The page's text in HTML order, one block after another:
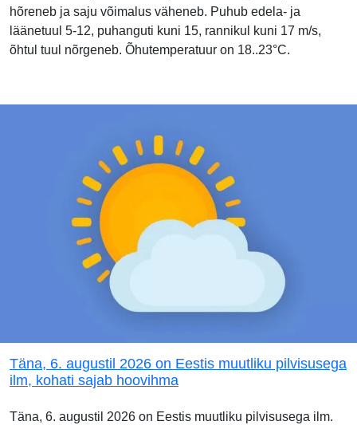
hõreneb ja saju võimalus väheneb. Puhub edela- ja
läänetuul 5-12, puhanguti kuni 15, rannikul kuni 17 m/s,
õhtul tuul nõrgeneb. Õhutemperatuur on 18..23°C.
Täna, 6. augustil 2026 on Eestis muutliku pilvisusega
ilm, kohati sajab hoovihma
Täna, 6. augustil 2026 on Eestis muutliku pilvisusega ilm.